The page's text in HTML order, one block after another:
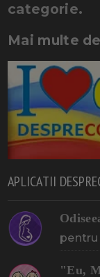
categorie.
Mai multe
APLICATII
pentru
"Eu,